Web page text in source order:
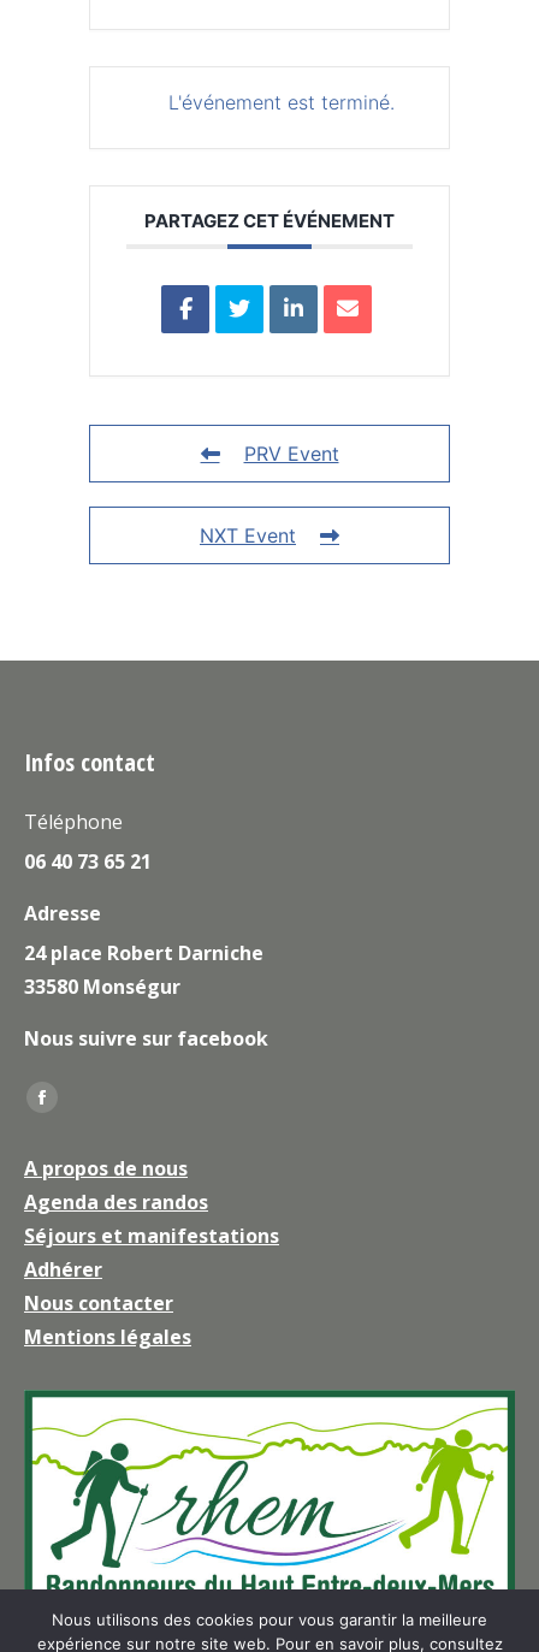
L'événement est terminé.
PARTAGEZ CET ÉVÉNEMENT
PRV Event
NXT Event
Infos contact
Téléphone
06 40 73 65 21
Adresse
24 place Robert Darniche
33580 Monségur
Nous suivre sur facebook
Trouvez nous sur :
La
Facebook
s'ouvre
dans
une
nouvelle
fenêtre
A propos de nous
Agenda des randos
Séjours et manifestations
Adhérer
Nous contacter
Mentions légales
Nous utilisons des cookies pour vous garantir la meilleure
expérience sur notre site web. Pour en savoir plus, consultez